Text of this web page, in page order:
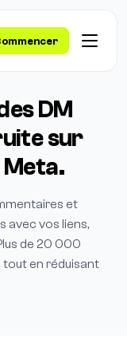
DM
sur
Meta.
et
avec vos liens,
de 20 000
tout en réduisant